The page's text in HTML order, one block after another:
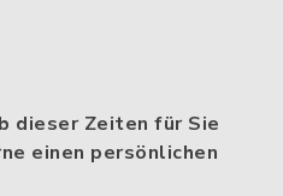
dieser Zeiten für Sie
einen persönlichen